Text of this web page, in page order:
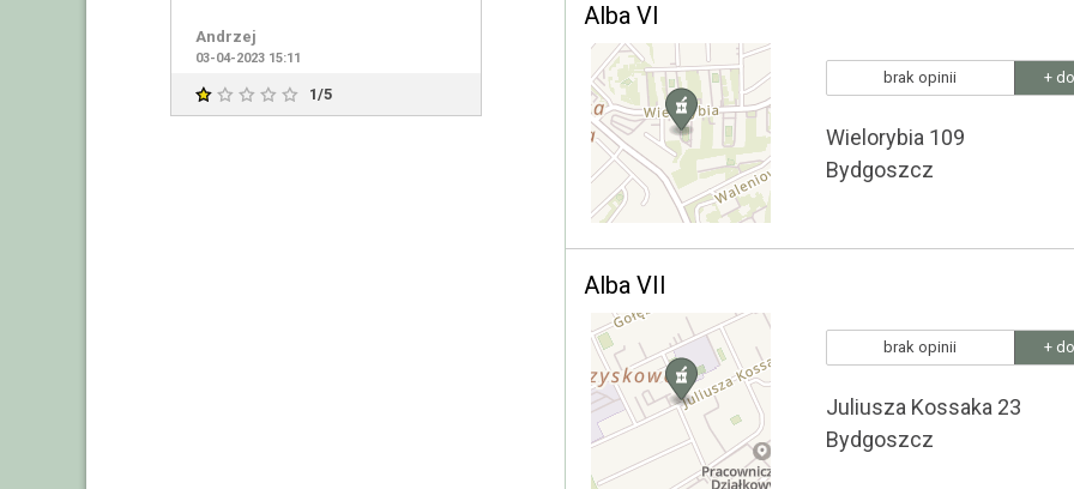
Alba VI
brak opinii +
Wielorybia 109
Bydgoszcz
Alba VII
brak opinii +
Juliusza Kossaka 23
Bydgoszcz
Andrzej
03-04-2023 15:11
1/5